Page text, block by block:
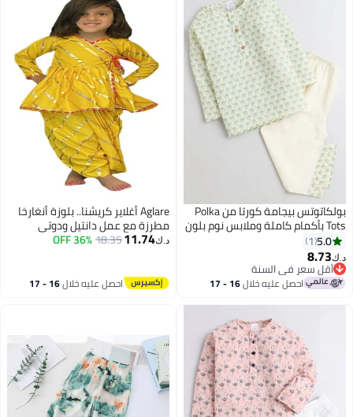
7
بولكاتوتس بيجامة كورتا من Polka
Tots بأكمام كاملة وملابس نوم بلون
الجمل - أخضر
5.0
1
د.ك‏8.73
أقل سعر في السنة
أقل سعر في السنة
احصل عليه خلال 16 - 17
Aglare أغلاير كريشنا.. بلوزة أنغارخا
مطرزة مع عمل دانتيل ودوتي
وموكوت موري، لاحتفالات
د.ك‏11.74
18.35
36% OFF
احصل عليه خلال 16 - 17